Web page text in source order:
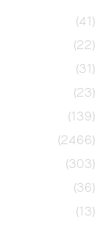
(41)
(22)
(31)
(23)
(139)
(2466)
(303)
(36)
(13)